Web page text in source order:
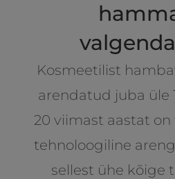
Kosmeetilist
arendatud juba üle
20 viimast aastat
tehnoloogiline
sellest ühe kõige